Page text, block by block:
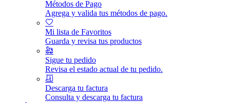
Métodos de Pago
Agrega y valida tus métodos de pago.
Mi lista de Favoritos
Guarda y revisa tus productos
Sigue tu pedido
Revisa el estado actual de tu pedido.
Descarga tu factura
Consulta y descarga tu factura